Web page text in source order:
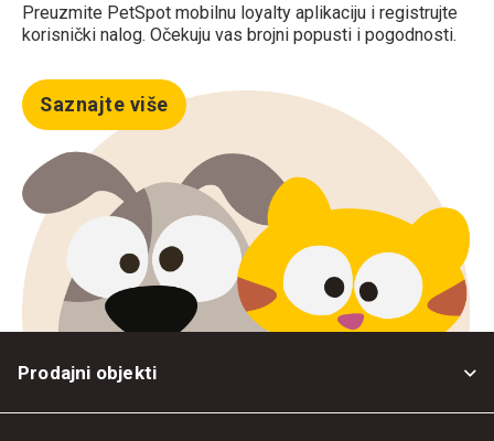
Preuzmite PetSpot mobilnu loyalty aplikaciju i registrujte
korisnički nalog. Očekuju vas brojni popusti i pogodnosti.
Saznajte više
Prodajni objekti